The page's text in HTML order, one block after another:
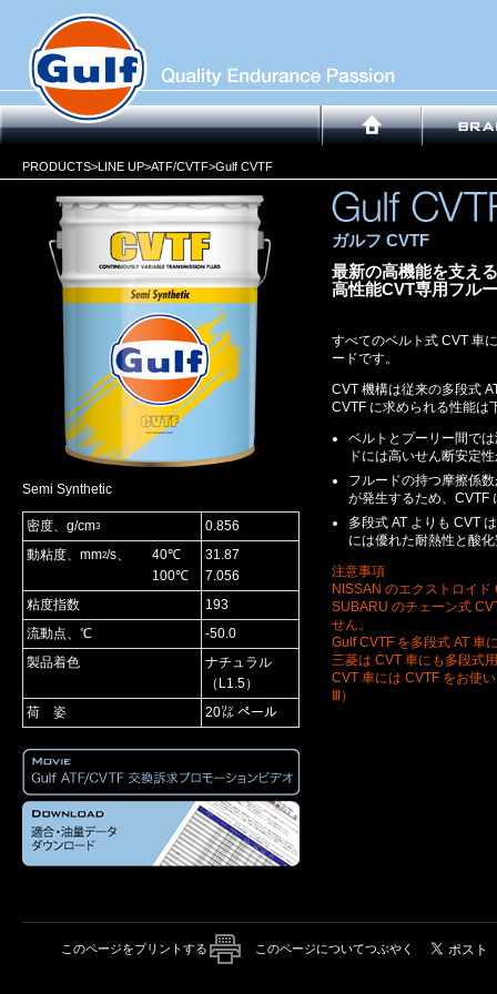
PRODUCTS>LINE UP>ATF/CVTF>Gulf CVTF
Semi Synthetic
密度、g/cm3
0.856
動粘度、mm2/s、
40℃
100℃
31.87
7.056
粘度指数
193
流動点、℃
-50.0
製品着色
ナチュラル
（L1.5）
荷 姿
20㍑ ペール
ガルフ CVTF
最新の高機能を支える
高性能CVT専用フル
すべてのベルト式 CVT 車
ードです。
CVT 機構は従来の多段式
CVTF に求められる性能は
ベルトとプーリー間で
ドには高いせん断安定
フルードの持つ摩擦係
が発生するため、CVTF
多段式 AT よりも CVT
には優れた耐熱性と酸
注意事項
NISSAN のエクストロイ
SUBARU のチェーン式
せん。
Gulf CVTF を多段式 AT 車
三菱は CVT 車にも多段式
CVT 車には CVTF をお使
Ⅲ）
このページをプリントする このページについてつぶやく